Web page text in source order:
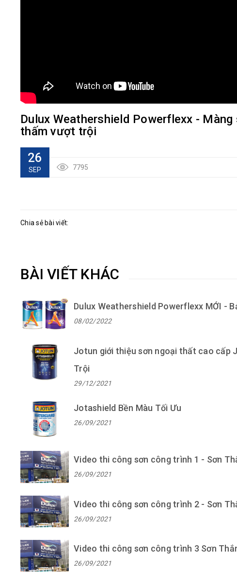
Dulux Weathershield Powerflexx -
thấm vượt trội
26
SEP 7795
Chia sẻ bài viết:
BÀI VIẾT KHÁC
Dulux Weathershield Powerflexx MỚI -
08/02/2022
Jotun giới thiệu sơn ngoại thất cao cấp
Trội
29/12/2021
Jotashield Bền Màu Tối Ưu
26/09/2021
Video thi công sơn công trình 1 - Sơn
26/09/2021
Video thi công sơn công trình 2 - Sơn
26/09/2021
Video thi công sơn công trình 3 Sơn
26/09/2021